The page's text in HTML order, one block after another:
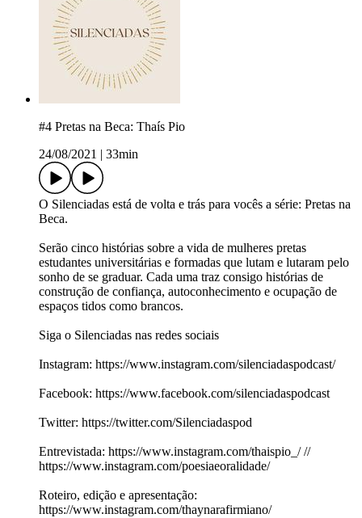
#4 Pretas na Beca: Thaís Pio
24/08/2021
33min
O Silenciadas está de volta e trás para vocês a série: Pretas na
Beca.
Serão cinco histórias sobre a vida de mulheres pretas
estudantes universitárias e formadas que lutam e lutaram pelo
sonho de se graduar. Cada uma traz consigo histórias de
construção de confiança, autoconhecimento e ocupação de
espaços tidos como brancos.
Siga o Silenciadas nas redes sociais
Instagram: https://www.instagram.com/silenciadaspodcast/
Facebook: https://www.facebook.com/silenciadaspodcast
Twitter: https://twitter.com/Silenciadaspod
Entrevistada: https://www.instagram.com/thaispio_/ //
https://www.instagram.com/poesiaeoralidade/
Roteiro, edição e apresentação:
https://www.instagram.com/thaynarafirmiano/